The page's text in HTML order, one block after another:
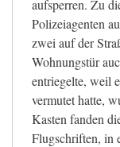
aufsperren. Zu
Polizeiagenten
zwei auf der
Wohnungstür
entriegelte, weil
vermutet hatte,
Kasten fanden
Flugschriften, in